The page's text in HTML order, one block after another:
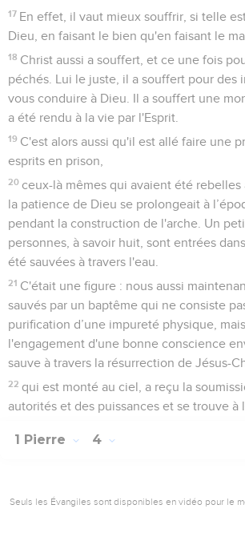
17 En effet, il vaut mieux souffrir, si telle
Dieu, en faisant le bien qu'en faisant le
18 Christ aussi a souffert, et ce une fois
péchés. Lui le juste, il a souffert pour des
vous conduire à Dieu. Il a souffert une
a été rendu à la vie par l'Esprit.
19 C'est alors aussi qu'il est allé faire une
esprits en prison,
20 ceux-là mêmes qui avaient été
la patience de Dieu se prolongeait à
pendant la construction de l'arche. Un
personnes, à savoir huit, sont entrées
été sauvées à travers l'eau.
21 C'était une figure : nous aussi
sauvés par un baptême qui ne consiste
purification d’une impureté physique,
l'engagement d'une bonne conscience
sauve à travers la résurrection de Jésus-
22 qui est monté au ciel, a reçu la
autorités et des puissances et se trouve à
1 Pierre 4
Seuls les Évangiles sont disponibles en vidéo pour le